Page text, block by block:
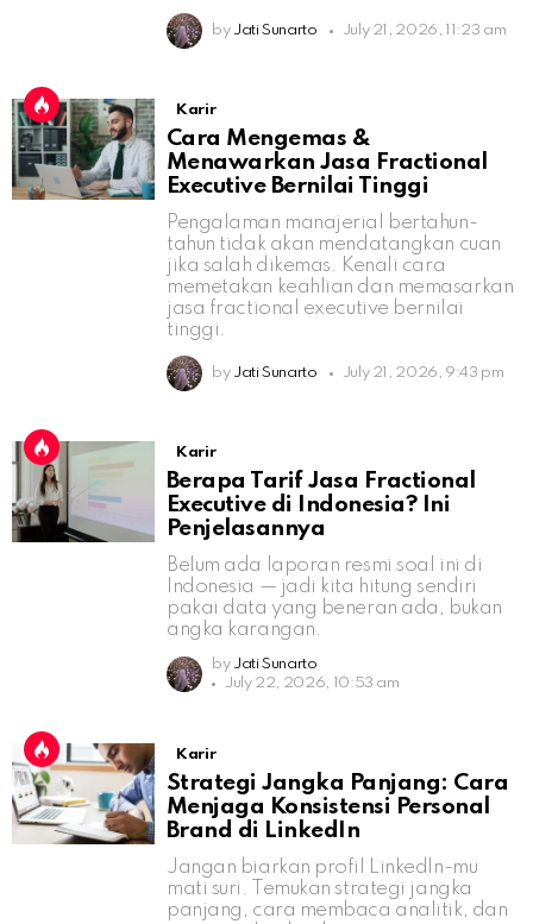
by Jati Sunarto July 21, 2026, 11:23 am
Karir
Cara Mengemas &
Menawarkan Jasa Fractional
Executive Bernilai Tinggi
Pengalaman manajerial bertahun-
tahun tidak akan mendatangkan cuan
jika salah dikemas. Kenali cara
memetakan keahlian dan memasarkan
jasa fractional executive bernilai
tinggi.
by Jati Sunarto July 21, 2026, 9:43 pm
Karir
Berapa Tarif Jasa Fractional
Executive di Indonesia? Ini
Penjelasannya
Belum ada laporan resmi soal ini di
Indonesia — jadi kita hitung sendiri
pakai data yang beneran ada, bukan
angka karangan.
by Jati Sunarto
July 22, 2026, 10:53 am
Karir
Strategi Jangka Panjang: Cara
Menjaga Konsistensi Personal
Brand di LinkedIn
Jangan biarkan profil LinkedIn-mu
mati suri. Temukan strategi jangka
panjang, cara membaca analitik, dan